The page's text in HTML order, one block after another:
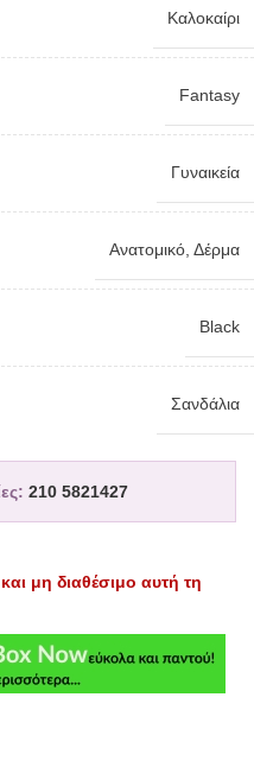
Καλοκαίρι
Fantasy
Γυναικεία
Ανατομικό, Δέρμα
Black
Σανδάλια
210 5821427
μη διαθέσιμο αυτή τη